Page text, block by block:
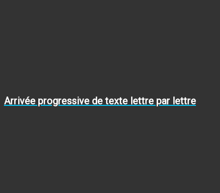
Arrivée progressive de texte lettre par lettre